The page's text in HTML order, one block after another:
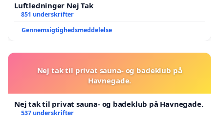
Luftledninger Nej Tak
851 underskrifter
Gennemsigtighedsmeddelelse
Nej tak til privat sauna- og badeklub på
Havnegade.
Nej tak til privat sauna- og badeklub på Havnegade.
537 underskrifter